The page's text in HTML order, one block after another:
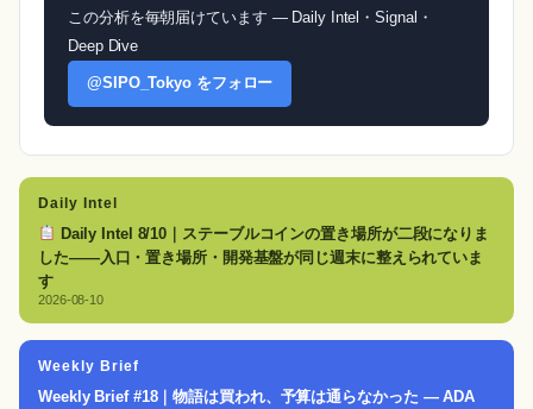
この分析を毎朝届けています — Daily Intel・Signal・
Deep Dive
@SIPO_Tokyo をフォロー
Daily Intel
Daily Intel 8/10｜ステーブルコインの置き場所が二段になりま
した——入口・置き場所・開発基盤が同じ週末に整えられていま
す
2026-08-10
Weekly Brief
Weekly Brief #18｜物語は買われ、予算は通らなかった — ADA